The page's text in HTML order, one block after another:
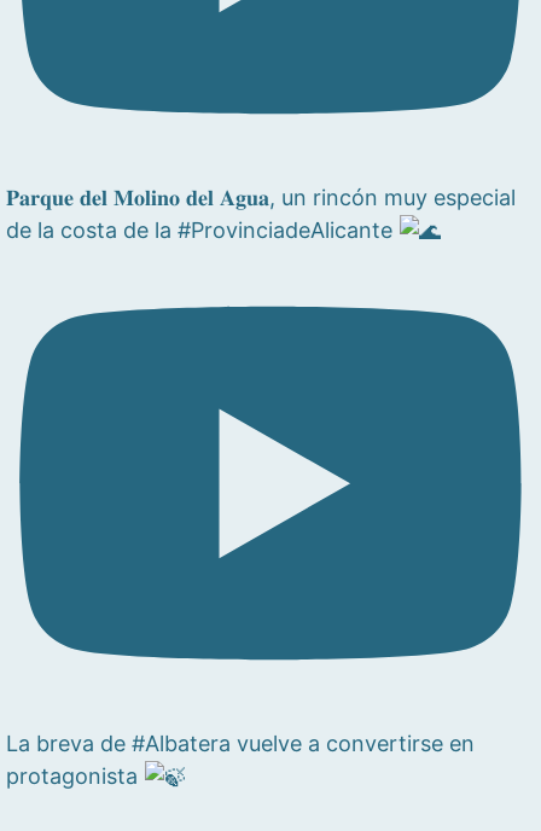
𝐏𝐚𝐫𝐪𝐮𝐞 𝐝𝐞𝐥 𝐌𝐨𝐥𝐢𝐧𝐨 𝐝𝐞𝐥 𝐀𝐠𝐮𝐚, un rincón muy especial
de la costa de la #ProvinciadeAlicante
La breva de #Albatera vuelve a convertirse en
protagonista